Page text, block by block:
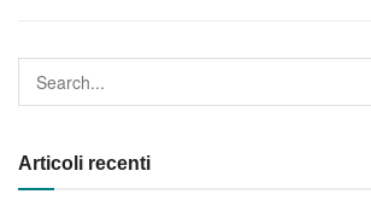
Articoli recenti